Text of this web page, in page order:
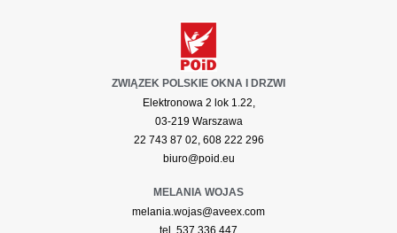
ZWIĄZEK POLSKIE OKNA I DRZWI
Elektronowa 2 lok 1.22,
03-219 Warszawa
22 743 87 02, 608 222 296
biuro@poid.eu
MELANIA WOJAS
melania.wojas@aveex.com
tel. 537 336 447